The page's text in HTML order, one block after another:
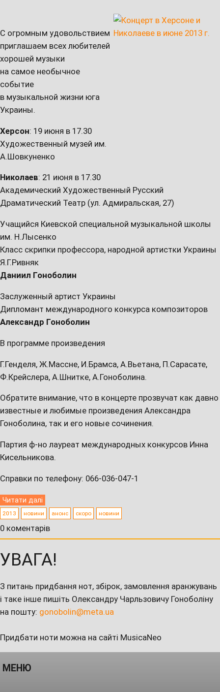
С огромным удовольствием
приглашаем всех любителей
хорошей музыки
на самое необычное
событие
в музыкальной жизни юга
Украины.
Херсон: 19 июня в 17.30
Художественный музей им.
А.Шовкуненко
Николаев: 21 июня в 17.30
Академический Художественный Русский
Драматический Театр (ул. Адмиральская, 27)
Учащийся Киевской специальной музыкальной школы
им. Н.Лысенко
Класс скрипки профессора, народной артистки Украины
Я.Г.Ривняк
Даниил Гоноболин
Заслуженный артист Украины
Дипломант международного конкурса композиторов
Александр Гоноболин
В программе произведения
Г.Генделя, Ж.Массне, И.Брамса, А.Вьетана, П.Сарасате,
Ф.Крейслера, А.Шнитке, А.Гоноболина.
Обратите внимание, что в концерте прозвучат как давно
известные и любимые произведения Александра
Гоноболина, так и его новые сочинения.
Партия ф-но лауреат международных конкурсов Инна
Кисельникова.
Справки по телефону: 066-036-047-1
Читати далі
2013 новини анонс скоро новини
0 коментарів
УВАГА!
З питань придбання нот, збірок, замовлення аранжувань
і таке інше пишіть Олександру Чарльзовичу Гоноболіну
на пошту: gonobolin@meta.ua
Придбати ноти можна на сайті MusicaNeo
МЕНЮ